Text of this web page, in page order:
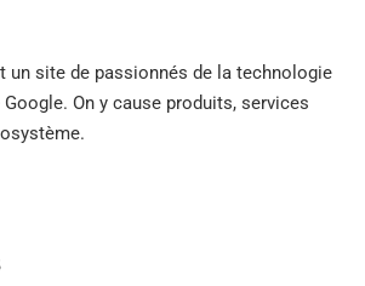
un site de passionnés de la technologie
Google. On y cause produits, services